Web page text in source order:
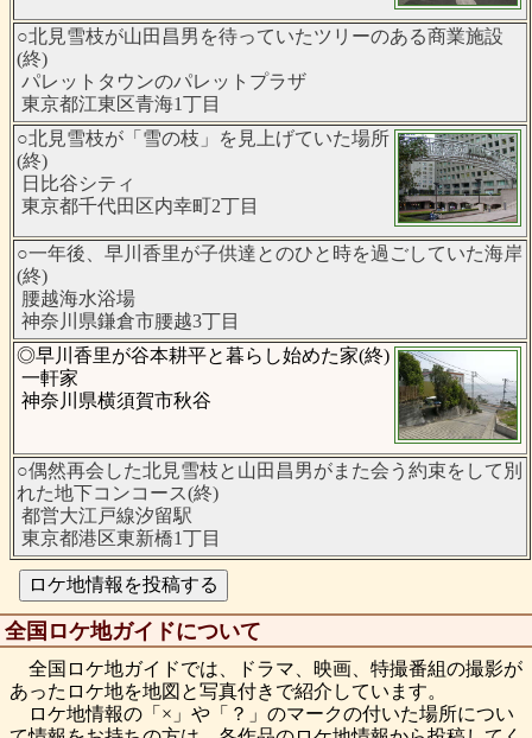
○北見雪枝が山田昌男を待っていたツリーのある商業施設
(終)
パレットタウンのパレットプラザ
東京都江東区青海1丁目
○北見雪枝が「雪の枝」を見上げていた場所
(終)
日比谷シティ
東京都千代田区内幸町2丁目
○一年後、早川香里が子供達とのひと時を過ごしていた海岸
(終)
腰越海水浴場
神奈川県鎌倉市腰越3丁目
◎早川香里が谷本耕平と暮らし始めた家(終)
一軒家
神奈川県横須賀市秋谷
○偶然再会した北見雪枝と山田昌男がまた会う約束をして別
れた地下コンコース(終)
都営大江戸線汐留駅
東京都港区東新橋1丁目
全国ロケ地ガイドについて
全国ロケ地ガイドでは、ドラマ、映画、特撮番組の撮影が
あったロケ地を地図と写真付きで紹介しています。
ロケ地情報の「×」や「？」のマークの付いた場所につい